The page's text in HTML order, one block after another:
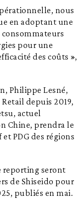
nous
en adoptant une
pour une
des coûts »,
Philippe Lesné,
depuis 2019,
actuel
Chine, prendra le
PDG des régions
reporting seront
de Shiseido pour
publiés en mai.